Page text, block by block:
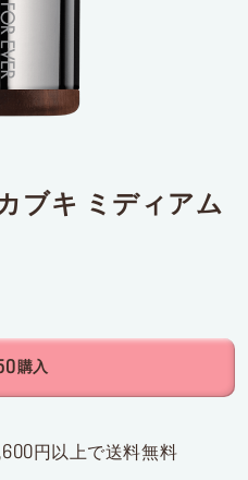
ブキ ミディアム
購入
円以上で送料無料